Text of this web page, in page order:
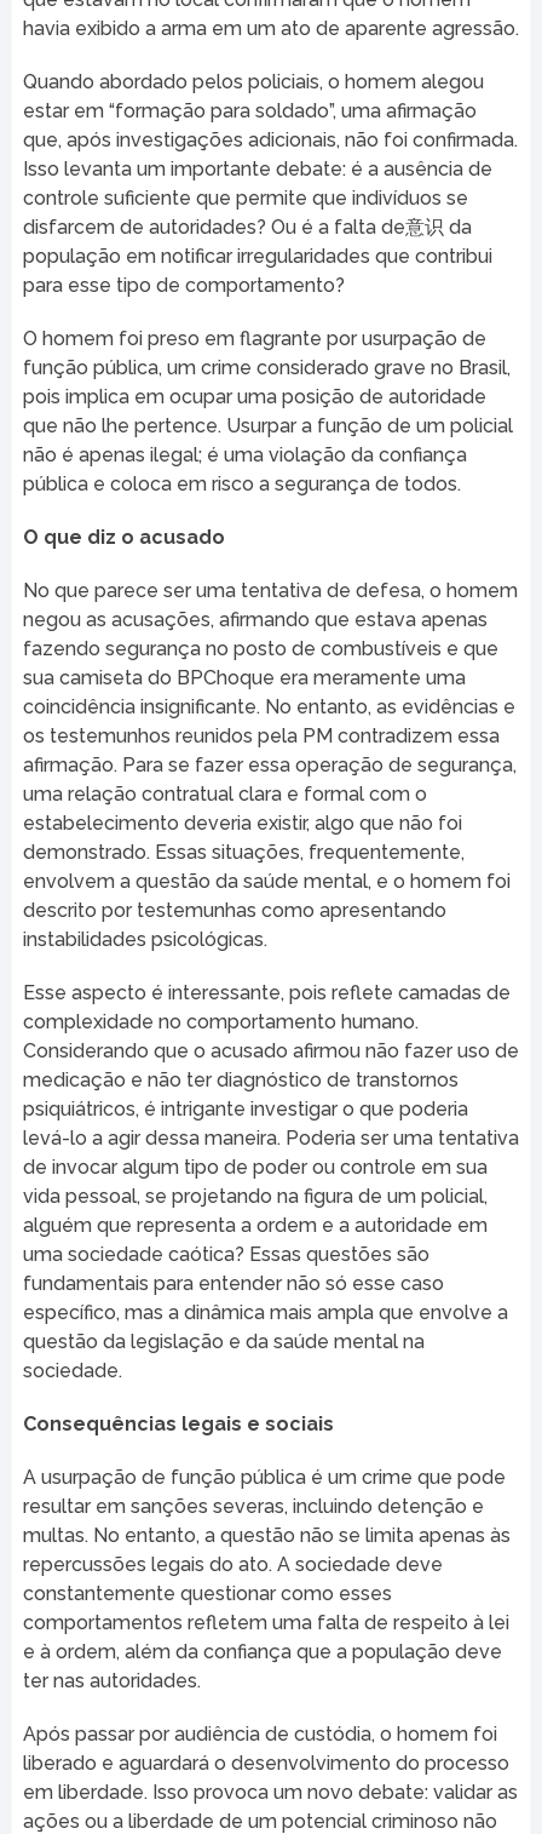
havia exibido a arma em um ato de aparente agressão.
Quando abordado pelos policiais, o homem alegou
estar em “formação para soldado”, uma afirmação
que, após investigações adicionais, não foi confirmada.
Isso levanta um importante debate: é a ausência de
controle suficiente que permite que indivíduos se
disfarcem de autoridades? Ou é a falta de意识 da
população em notificar irregularidades que contribui
para esse tipo de comportamento?
O homem foi preso em flagrante por usurpação de
função pública, um crime considerado grave no Brasil,
pois implica em ocupar uma posição de autoridade
que não lhe pertence. Usurpar a função de um policial
não é apenas ilegal; é uma violação da confiança
pública e coloca em risco a segurança de todos.
O que diz o acusado
No que parece ser uma tentativa de defesa, o homem
negou as acusações, afirmando que estava apenas
fazendo segurança no posto de combustíveis e que
sua camiseta do BPChoque era meramente uma
coincidência insignificante. No entanto, as evidências e
os testemunhos reunidos pela PM contradizem essa
afirmação. Para se fazer essa operação de segurança,
uma relação contratual clara e formal com o
estabelecimento deveria existir, algo que não foi
demonstrado. Essas situações, frequentemente,
envolvem a questão da saúde mental, e o homem foi
descrito por testemunhas como apresentando
instabilidades psicológicas.
Esse aspecto é interessante, pois reflete camadas de
complexidade no comportamento humano.
Considerando que o acusado afirmou não fazer uso de
medicação e não ter diagnóstico de transtornos
psiquiátricos, é intrigante investigar o que poderia
levá-lo a agir dessa maneira. Poderia ser uma tentativa
de invocar algum tipo de poder ou controle em sua
vida pessoal, se projetando na figura de um policial,
alguém que representa a ordem e a autoridade em
uma sociedade caótica? Essas questões são
fundamentais para entender não só esse caso
específico, mas a dinâmica mais ampla que envolve a
questão da legislação e da saúde mental na
sociedade.
Consequências legais e sociais
A usurpação de função pública é um crime que pode
resultar em sanções severas, incluindo detenção e
multas. No entanto, a questão não se limita apenas às
repercussões legais do ato. A sociedade deve
constantemente questionar como esses
comportamentos refletem uma falta de respeito à lei
e à ordem, além da confiança que a população deve
ter nas autoridades.
Após passar por audiência de custódia, o homem foi
liberado e aguardará o desenvolvimento do processo
em liberdade. Isso provoca um novo debate: validar as
ações ou a liberdade de um potencial criminoso não